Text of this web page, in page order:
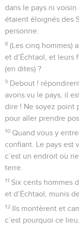
dans le pays ni
étaient éloignés des
personne.
8 (Les cinq hommes)
et d’Échtaol, et leurs
(en dites) ?
9 Debout !
avons vu le pays, il
dire ! Ne soyez point
pour aller prendre
10 Quand vous y
confiant. Le pays est
c’est un endroit où
terre.
11 Six cents hommes
et d’Échtaol, munis
12 Ils montèrent et
c’est pourquoi ce